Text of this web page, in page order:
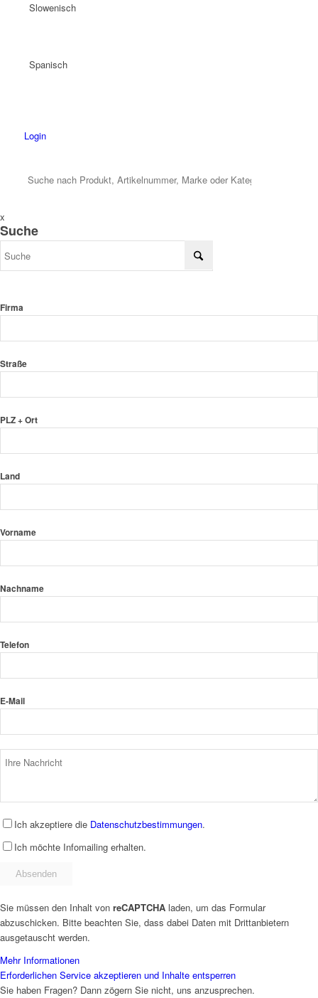
Slowenisch
Spanisch
Login
x
Suche
Firma
Straße
PLZ + Ort
Land
Vorname
Nachname
Telefon
E-Mail
Ich akzeptiere die Datenschutzbestimmungen.
Ich möchte Infomailing erhalten.
Sie müssen den Inhalt von reCAPTCHA laden, um das Formular
abzuschicken. Bitte beachten Sie, dass dabei Daten mit Drittanbietern
ausgetauscht werden.
Mehr Informationen
Erforderlichen Service akzeptieren und Inhalte entsperren
Sie haben Fragen? Dann zögern Sie nicht, uns anzusprechen.